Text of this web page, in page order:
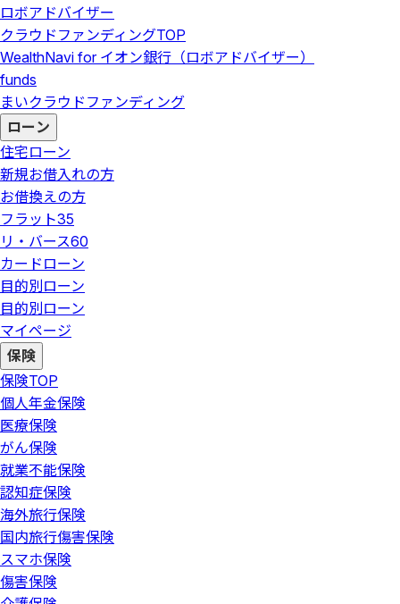
ロボアドバイザー
クラウドファンディングTOP
WealthNavi for イオン銀行（ロボアドバイザー）
funds
まいクラウドファンディング
ローン
住宅ローン
新規お借入れの方
お借換えの方
フラット35
リ・バース60
カードローン
目的別ローン
目的別ローン
マイページ
保険
保険TOP
個人年金保険
医療保険
がん保険
就業不能保険
認知症保険
海外旅行保険
国内旅行傷害保険
スマホ保険
傷害保険